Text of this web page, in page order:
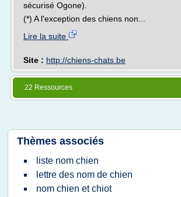
sécurisé Ogone).
(*) A l'exception des chiens non...
Lire la suite
Site : http://chiens-chats.be
22 Ressources
Thèmes associés
liste nom chien
lettre des nom de chien
nom chien et chiot